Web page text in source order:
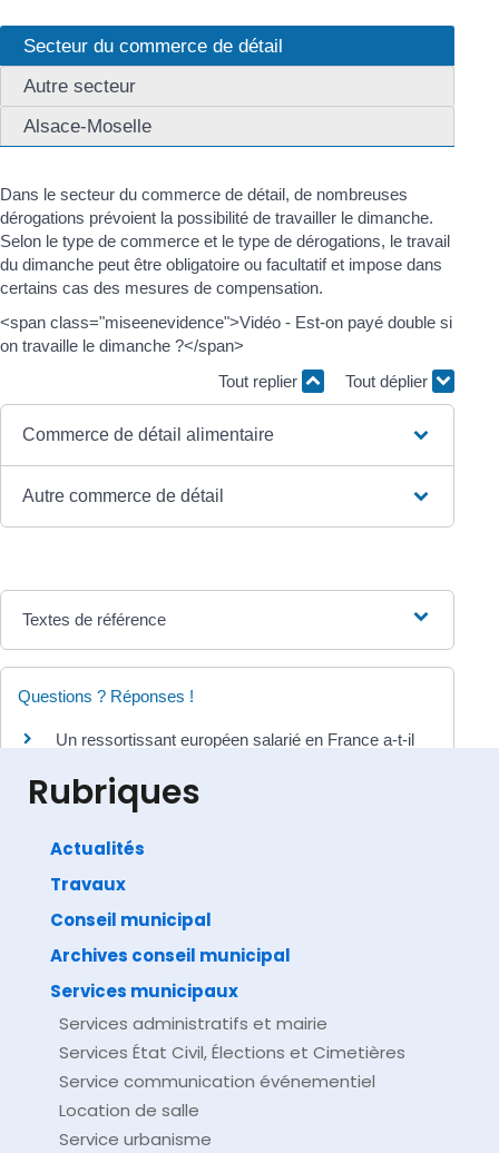
Secteur du commerce de détail
Autre secteur
Alsace-Moselle
Dans le secteur du commerce de détail, de nombreuses
dérogations prévoient la possibilité de travailler le dimanche.
Selon le type de commerce et le type de dérogations, le travail
du dimanche peut être obligatoire ou facultatif et impose dans
certains cas des mesures de compensation.
<span class="miseenevidence">Vidéo - Est-on payé double si
on travaille le dimanche ?</span>
Tout replier
Tout déplier
Commerce de détail alimentaire
Autre commerce de détail
Textes de référence
Questions ? Réponses !
Un ressortissant européen salarié en France a-t-il
Direction de l'information légale et administrative
Rubriques
Actualités
Travaux
Conseil municipal
Archives conseil municipal
Services municipaux
Services administratifs et mairie
Services État Civil, Élections et Cimetières
Service communication événementiel
Location de salle
Service urbanisme